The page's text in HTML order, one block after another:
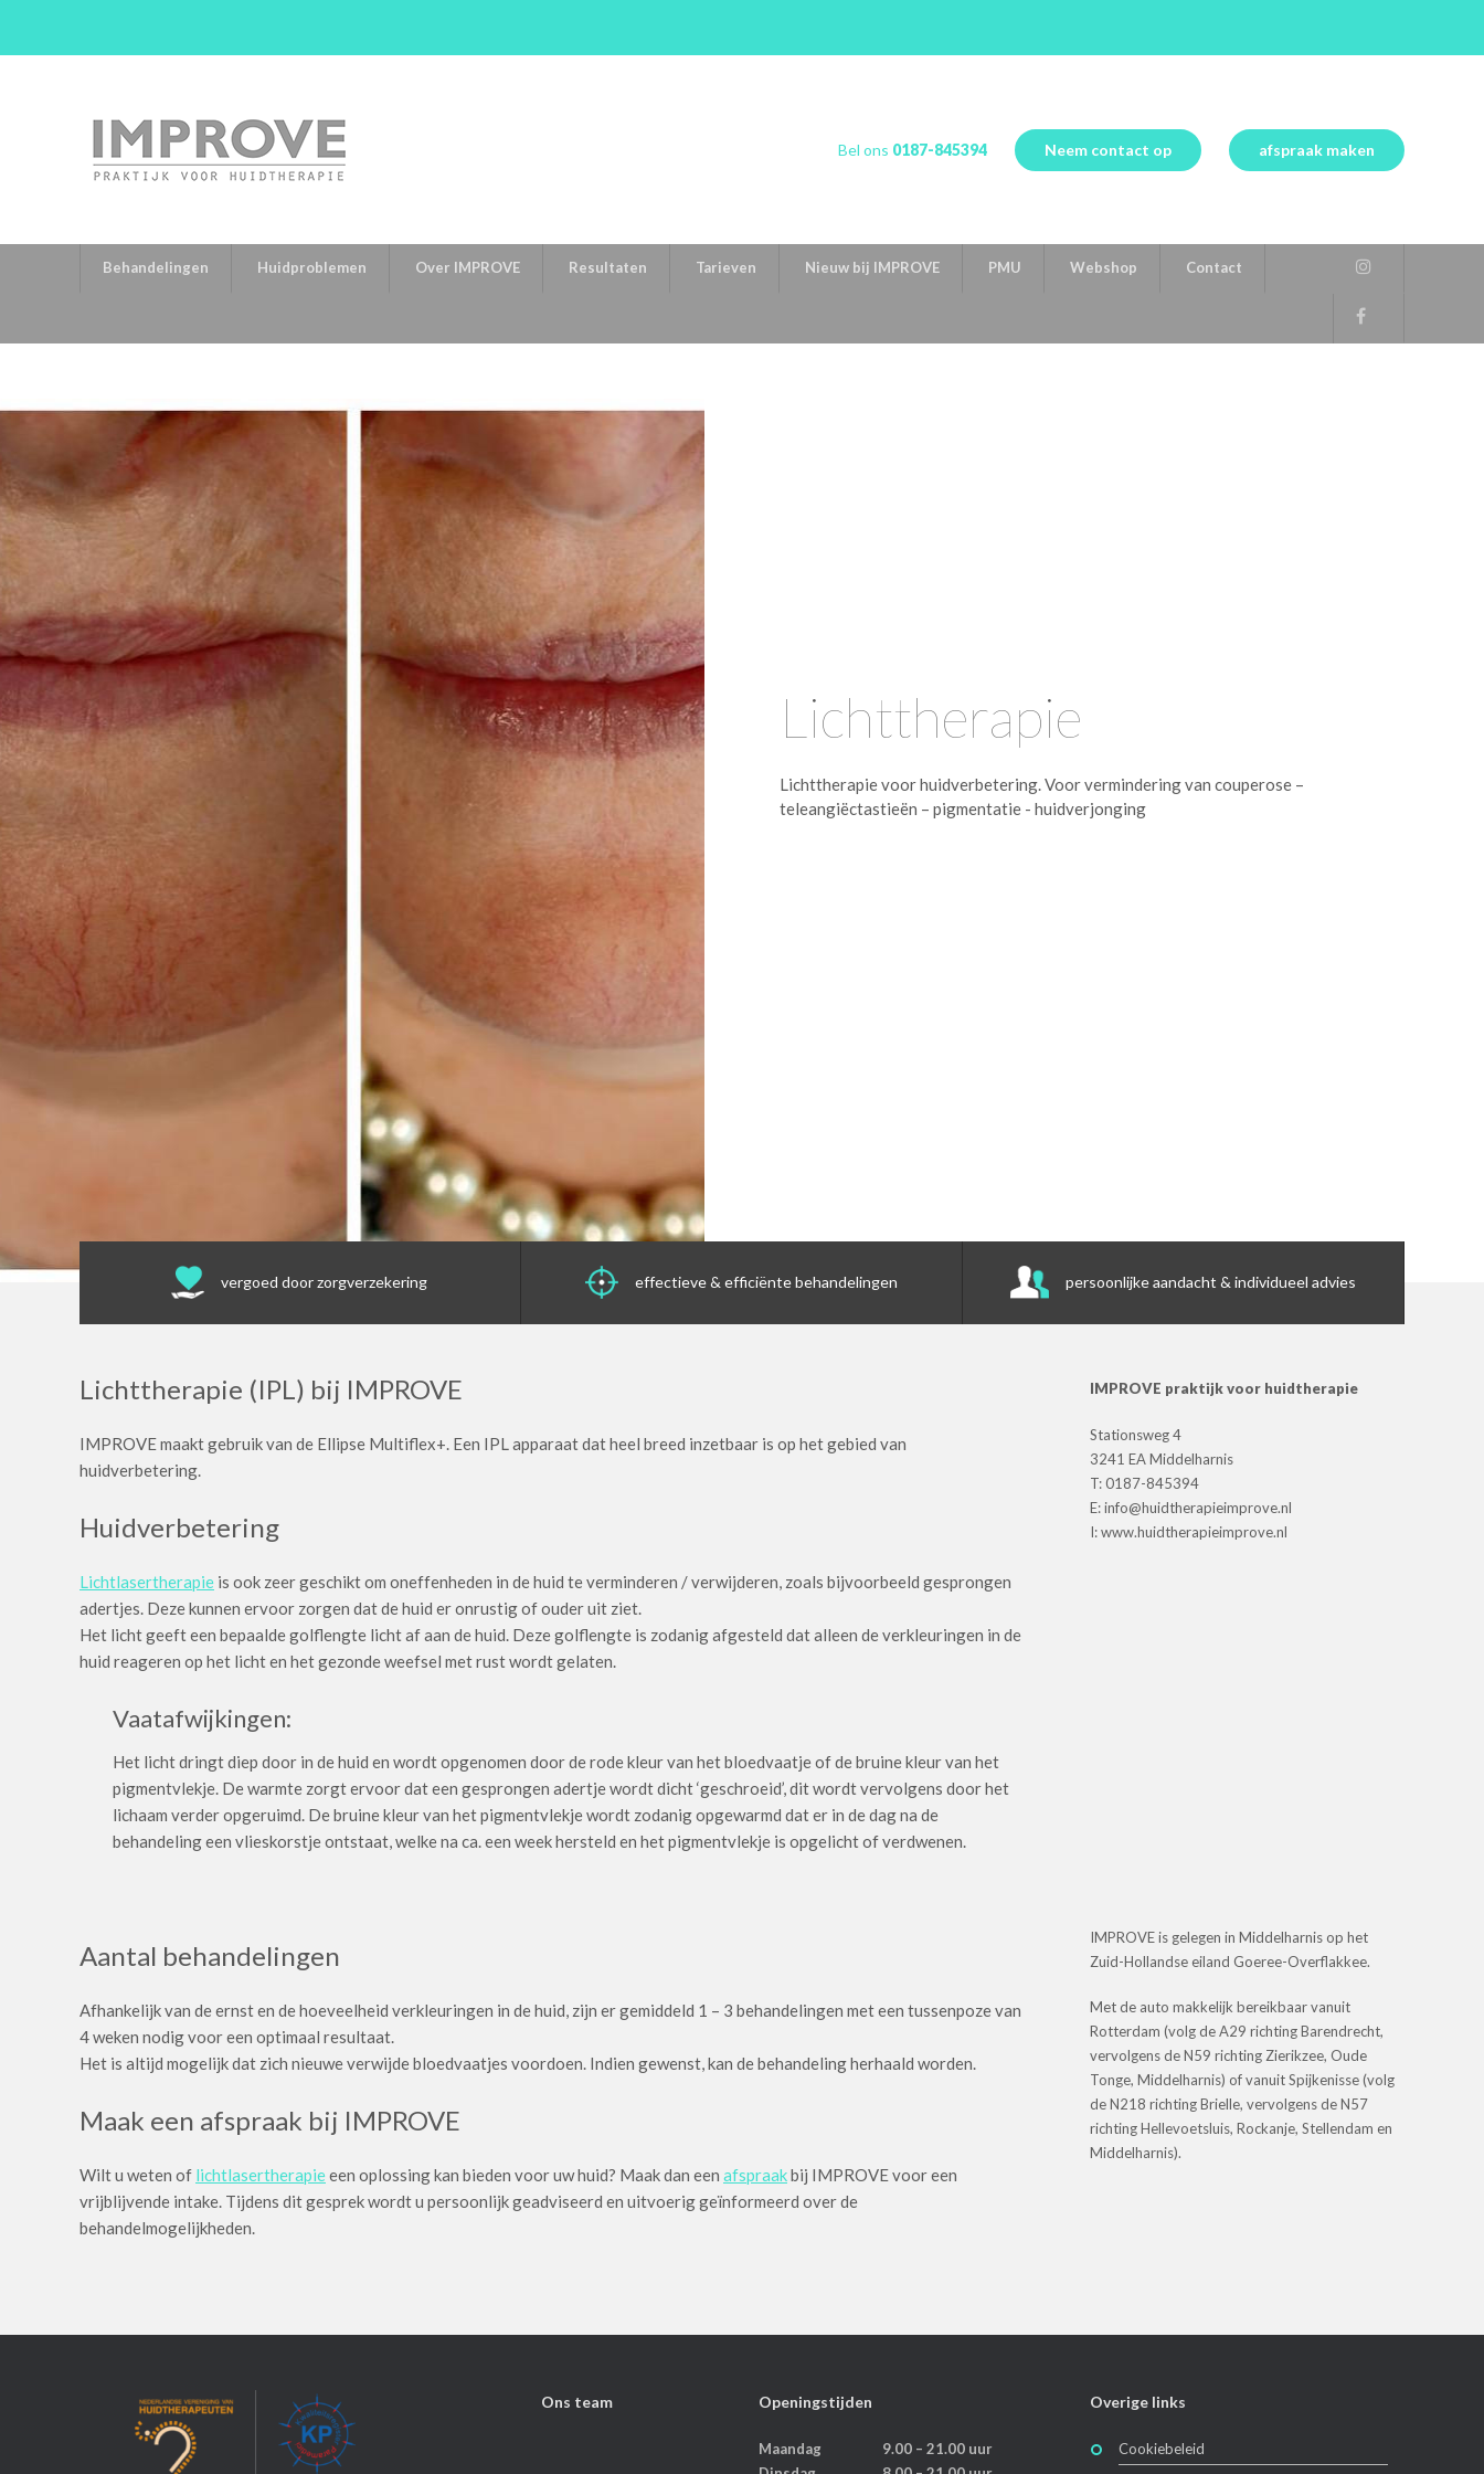
Bel ons 0187-845394 Neem contact op afspraak maken
Behandelingen Huidproblemen Over IMPROVE Resultaten Tarieven Nieuw bij IMPROVE PMU Webshop Contact
Lichttherapie
Lichttherapie voor huidverbetering. Voor vermindering van couperose –
teleangiëctastieën – pigmentatie - huidverjonging
vergoed door zorgverzekering effectieve & efficiënte behandelingen persoonlijke aandacht & individueel advies
Lichttherapie (IPL) bij IMPROVE
IMPROVE maakt gebruik van de Ellipse Multiflex+. Een IPL apparaat dat heel breed inzetbaar is op het gebied van
huidverbetering.
Huidverbetering
Lichtlasertherapie is ook zeer geschikt om oneffenheden in de huid te verminderen / verwijderen, zoals bijvoorbeeld gesprongen
adertjes. Deze kunnen ervoor zorgen dat de huid er onrustig of ouder uit ziet.
Het licht geeft een bepaalde golflengte licht af aan de huid. Deze golflengte is zodanig afgesteld dat alleen de verkleuringen in de
huid reageren op het licht en het gezonde weefsel met rust wordt gelaten.
Vaatafwijkingen:
Het licht dringt diep door in de huid en wordt opgenomen door de rode kleur van het bloedvaatje of de bruine kleur van het
pigmentvlekje. De warmte zorgt ervoor dat een gesprongen adertje wordt dicht ‘geschroeid’, dit wordt vervolgens door het
lichaam verder opgeruimd. De bruine kleur van het pigmentvlekje wordt zodanig opgewarmd dat er in de dag na de
behandeling een vlieskorstje ontstaat, welke na ca. een week hersteld en het pigmentvlekje is opgelicht of verdwenen.
Aantal behandelingen
Afhankelijk van de ernst en de hoeveelheid verkleuringen in de huid, zijn er gemiddeld 1 – 3 behandelingen met een tussenpoze van
4 weken nodig voor een optimaal resultaat.
Het is altijd mogelijk dat zich nieuwe verwijde bloedvaatjes voordoen. Indien gewenst, kan de behandeling herhaald worden.
Maak een afspraak bij IMPROVE
Wilt u weten of lichtlasertherapieeen oplossing kan bieden voor uw huid? Maak dan een afspraakbij IMPROVE voor een
vrijblijvende intake. Tijdens dit gesprek wordt u persoonlijk geadviseerd en uitvoerig geïnformeerd over de
behandelmogelijkheden.
IMPROVE praktijk voor huidtherapie
Stationsweg 4
3241 EA Middelharnis
T: 0187-845394
E: info@huidtherapieimprove.nl
I: www.huidtherapieimprove.nl
IMPROVE is gelegen in Middelharnis op het
Zuid-Hollandse eiland Goeree-Overflakkee.
Met de auto makkelijk bereikbaar vanuit
Rotterdam (volg de A29 richting Barendrecht,
vervolgens de N59 richting Zierikzee, Oude
Tonge, Middelharnis) of vanuit Spijkenisse (volg
de N218 richting Brielle, vervolgens de N57
richting Hellevoetsluis, Rockanje, Stellendam en
Middelharnis).
Ons team Openingstijden
Maandag
9.00 – 21.00 uur
Overige links
Cookiebeleid